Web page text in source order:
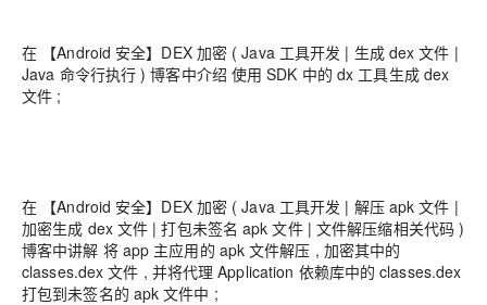
在 【Android 安全】DEX 加密 ( Java 工具开发 | 生成 dex 文件 |
Java 命令行执行 ) 博客中介绍 使用 SDK 中的 dx 工具生成 dex
文件 ;
在 【Android 安全】DEX 加密 ( Java 工具开发 | 解压 apk 文件 |
加密生成 dex 文件 | 打包未签名 apk 文件 | 文件解压缩相关代码 )
博客中讲解 将 app 主应用的 apk 文件解压 , 加密其中的
classes.dex 文件 , 并将代理 Application 依赖库中的 classes.dex
打包到未签名的 apk 文件中 ;